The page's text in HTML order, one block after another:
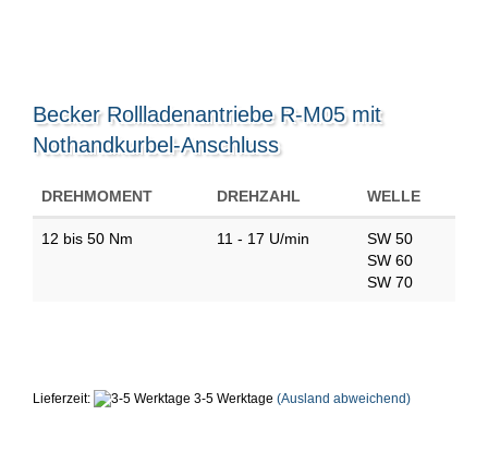
Becker Rollladenantriebe R-M05 mit
Nothandkurbel-Anschluss
DREHMOMENT DREHZAHL WELLE
12 bis 50 Nm 11 - 17 U/min
SW 50
SW 60
SW 70
Lieferzeit: 3-5 Werktage (Ausland abweichend)